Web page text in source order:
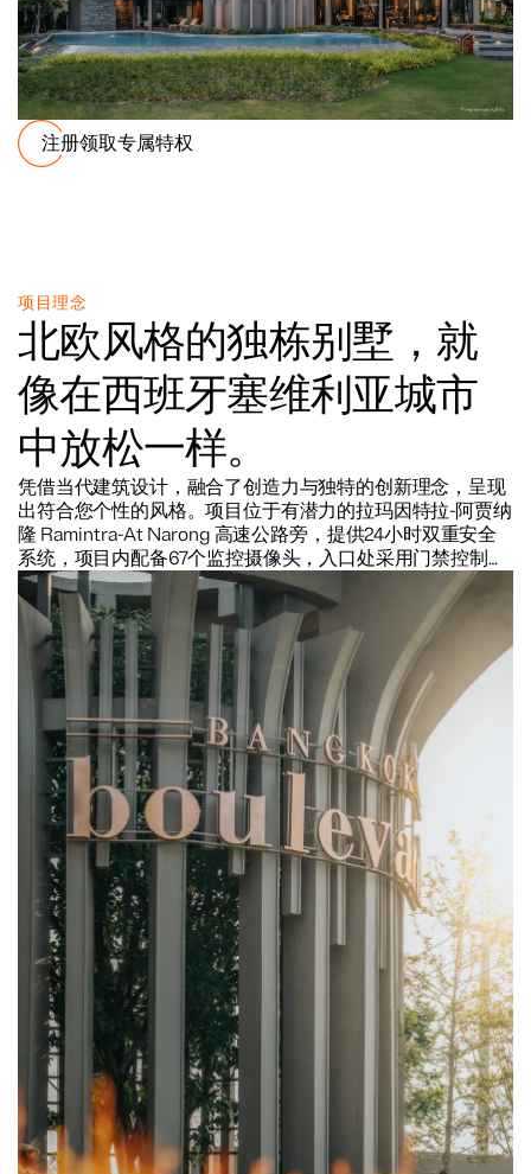
注册领取专属特权
项目理念
北欧风格的独栋别墅，就
像在西班牙塞维利亚城市
中放松一样。
凭借当代建筑设计，融合了创造力与独特的创新理念，呈现
出符合您个性的风格。项目位于有潜力的拉玛因特拉-阿贾纳
隆 Ramintra-At Narong 高速公路旁，提供24小时双重安全
系统，项目内配备67个监控摄像头，入口处采用门禁控制系
统，房屋内配备防盗报警装置，包括磁力传感器和震动传感
器，进一步提升安全性。项目周围高达3米的围墙，配有尖
铁和24小时保安，确保您和家人的安全。